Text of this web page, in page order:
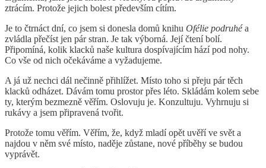
ztrácím. Protože jejich bolest především cítím.
Je to čtrnáct dní, co jsem si donesla domů knihu Ofélie podruhéa
zvládla přečíst jen pár stran. Je tak výborná. Její čtení bolí.
Připomíná, kolik klacků naše kultura dospívajícím hází pod nohy.
Co vše od nich očekáváme a vyžadujeme.
A já už nechci dál nečinně přihlížet. Místo toho si přeju pár těch
klacků odházet. Dávám tomu prostor přes léto. Skládám kolem sebe
ty, kterým bezmezně věřím. Oslovuju je. Konzultuju. Vyhrnuju si
rukávy a jsem připravená tvořit.
Protože tomu věřím. Věřím, že, když mladí opět uvěří ve svět a
najdou v něm své místo, naděje zůstane, nové příběhy se budou
vyprávět.